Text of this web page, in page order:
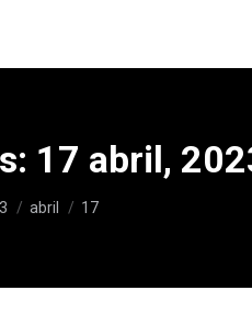
17 abril,
abril 17